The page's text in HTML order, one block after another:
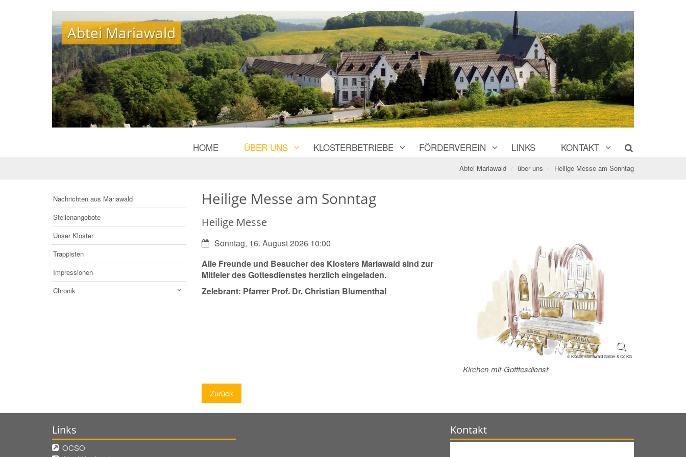
Abtei Mariawald
Abtei Mariawald
HOME ÜBER UNS KLOSTERBETRIEBE FÖRDERVEREIN LINKS KONTAKT
Abtei Mariawald über uns Heilige Messe am Sonntag
Heilige Messe am Sonntag
Heilige Messe
© Kloster Mariawald GmbH & Co KG
Kirchen-mit-Gotttesdienst
Datum:Sonntag, 16. August 2026 10:00
Alle Freunde und Besucher des Klosters Mariawald sind zur
Mitfeier des Gottesdienstes herzlich eingeladen.
Zelebrant: Pfarrer Prof. Dr. Christian Blumenthal
Zurück
Nachrichten aus Mariawald
Stellenangebote
Unser Kloster
Trappisten
Impressionen
Chronik
Links
OCSO
Kontakt